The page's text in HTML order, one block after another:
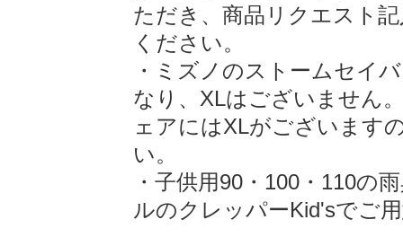
ただき、商品リクエスト
ください。
・ミズノのストームセイ
なり、XLはございません
ェアにはXLがございます
い。
・子供用90・100・110の
ルのクレッパーKid'sでご